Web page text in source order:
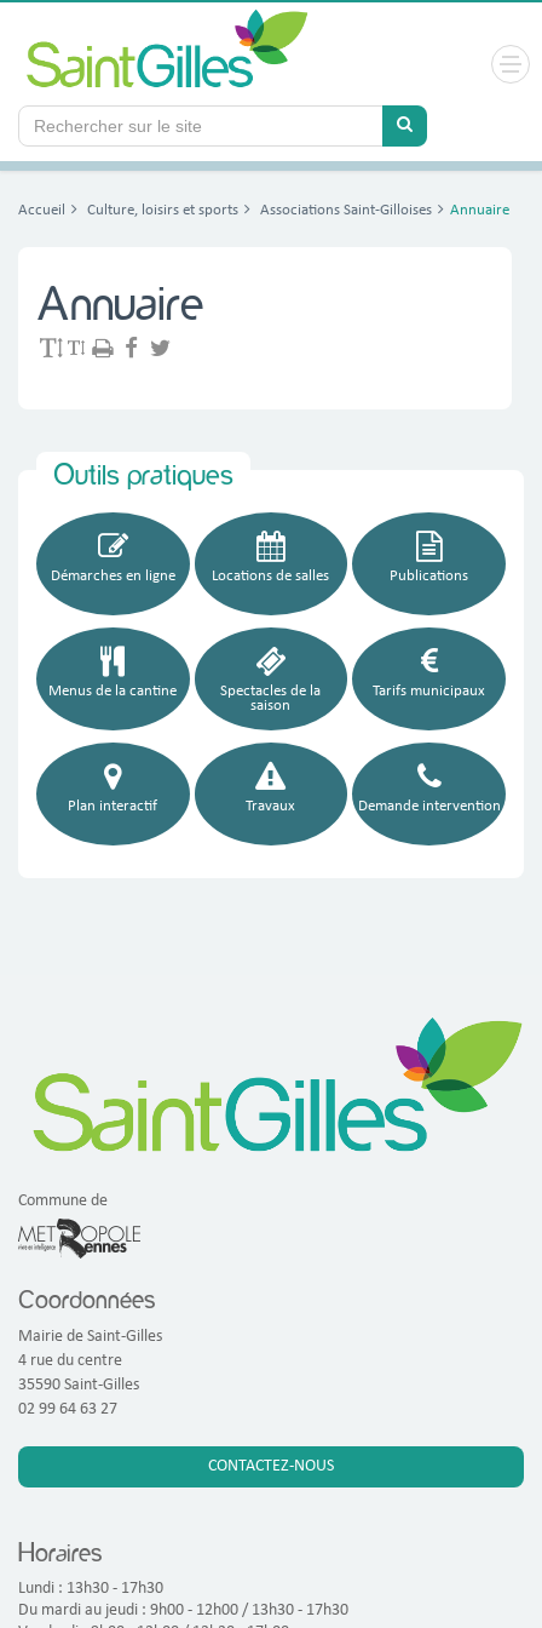
Accueil Culture, loisirs et sports Associations Saint-Gilloises Annuaire
Annuaire
Outils pratiques
Démarches en ligne Locations de salles Publications
Menus de la cantine
Spectacles de la
saison
Tarifs municipaux
Plan interactif Travaux Demande intervention
Commune de
Coordonnées
Mairie de Saint-Gilles
4 rue du centre
35590 Saint-Gilles
02 99 64 63 27
CONTACTEZ-NOUS
Horaires
Lundi : 13h30 - 17h30
Du mardi au jeudi : 9h00 - 12h00 / 13h30 - 17h30